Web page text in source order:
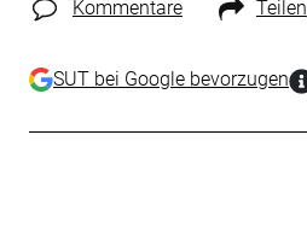
Kommentare Teilen
SUT bei Google bevorzugen